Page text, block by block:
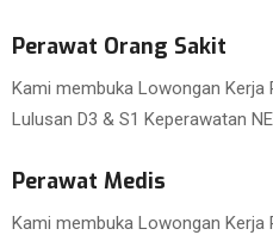
Perawat Orang Sakit
Kami membuka Lowongan Kerja
Lulusan D3 & S1 Keperawatan
Perawat Medis
Kami membuka Lowongan Kerja